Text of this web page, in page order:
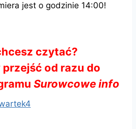
jest o godzinie 14:00!
czytać?
od razu do
Surowcowe info